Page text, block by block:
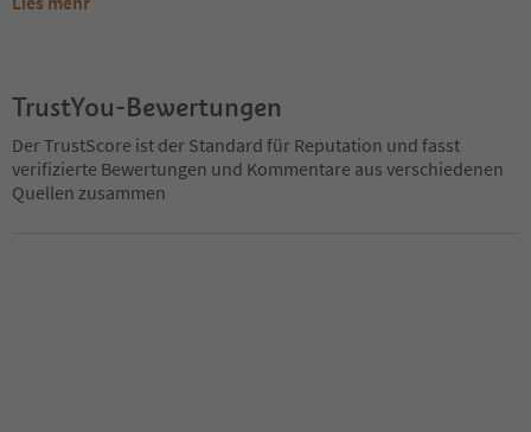
TrustYou-Bewertungen
Der TrustScore ist der Standard für Reputation und fasst
verifizierte Bewertungen und Kommentare aus verschiedenen
Quellen zusammen